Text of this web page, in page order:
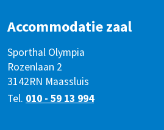
Accommodatie zaal
Sporthal Olympia
Rozenlaan 2
3142RN Maassluis
Tel. 010 - 59 13 994